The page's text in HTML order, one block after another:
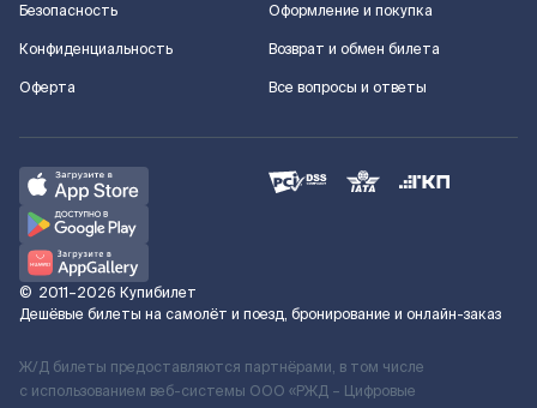
Безопасность
Конфиденциальность
Оферта
Оформление и покупка
Возврат и обмен билета
Все вопросы и ответы
© 2011–2026 Купибилет
Дешёвые билеты на самолёт и поезд, бронирование и онлайн-заказ
Ж/Д билеты предоставляются партнёрами, в том числе
с использованием веб-системы ООО «РЖД – Цифровые